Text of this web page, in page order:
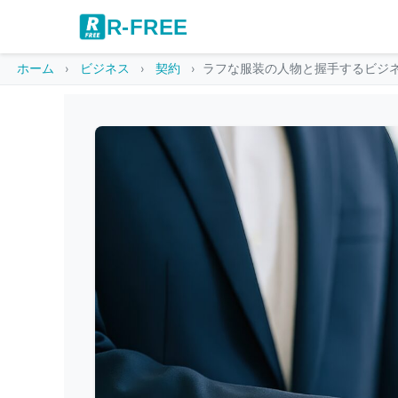
R-FREE
ホーム ビジネス 契約 ラフな服装の人物と握手するビジ